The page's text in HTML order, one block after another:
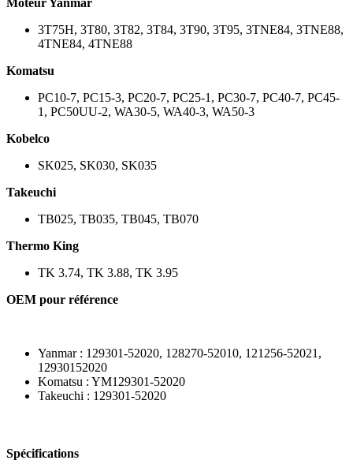
Moteur Yanmar
3T75H, 3T80, 3T82, 3T84, 3T90, 3T95, 3TNE84, 3TNE88,
4TNE84, 4TNE88
Komatsu
PC10-7, PC15-3, PC20-7, PC25-1, PC30-7, PC40-7, PC45-
1, PC50UU-2, WA30-5, WA40-3, WA50-3
Kobelco
SK025, SK030, SK035
Takeuchi
TB025, TB035, TB045, TB070
Thermo King
TK 3.74, TK 3.88, TK 3.95
OEM pour référence
Yanmar : 129301-52020, 128270-52010, 121256-52021,
12930152020
Komatsu : YM129301-52020
Takeuchi : 129301-52020
Spécifications